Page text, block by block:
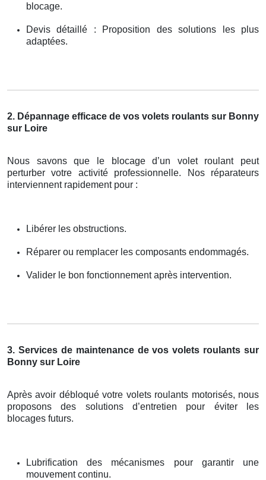
blocage.
Devis détaillé : Proposition des solutions les plus
adaptées.
2. Dépannage efficace de vos volets roulants sur Bonny
sur Loire
Nous savons que le blocage d’un volet roulant peut
perturber votre activité professionnelle. Nos réparateurs
interviennent rapidement pour :
Libérer les obstructions.
Réparer ou remplacer les composants endommagés.
Valider le bon fonctionnement après intervention.
3. Services de maintenance de vos volets roulants sur
Bonny sur Loire
Après avoir débloqué votre volets roulants motorisés, nous
proposons des solutions d’entretien pour éviter les
blocages futurs.
Lubrification des mécanismes pour garantir une
mouvement continu.